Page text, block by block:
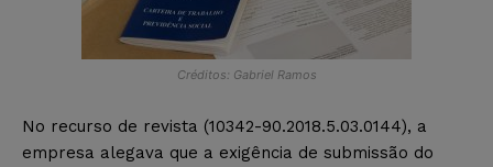
Créditos: Gabriel Ramos
No recurso de revista (10342-90.2018.5.03.0144), a
empresa alegava que a exigência de submissão do